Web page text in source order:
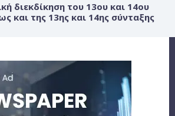
διεκδίκηση του 13ου και 14ου
και της 13ης και 14ης σύνταξης